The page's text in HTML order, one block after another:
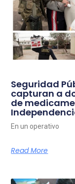
Seguridad
capturan a
de
En un operativo
Read More